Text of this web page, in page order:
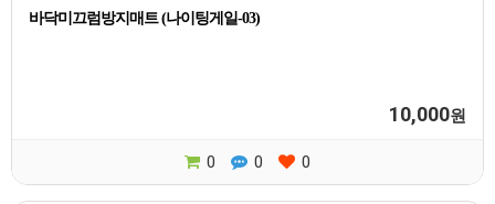
바닥미끄럼방지매트 (나이팅게일-03)
10,000원
0 0 0